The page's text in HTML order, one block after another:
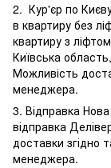
2. Кур'єр по
в квартиру без
квартиру з
Київська
Можливість
менеджера.
3. Відправка
відправка
доставки згідно
менеджера.